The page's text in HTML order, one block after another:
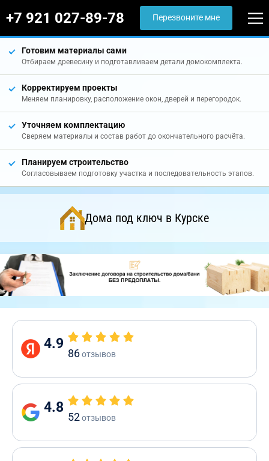
+7 921 027-89-78 Перезвоните мне
Готовим материалы сами
Отбираем древесину и подготавливаем детали домокомплекта.
Корректируем проекты
Меняем планировку, расположение окон, дверей и перегородок.
Уточняем комплектацию
Сверяем материалы и состав работ до окончательного расчёта.
Планируем строительство
Согласовываем подготовку участка и последовательность этапов.
Дома под ключ в Курске
4.9
86отзывов
4.8
52отзывов